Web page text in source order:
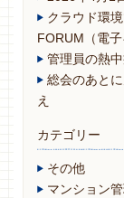
クラウド環
FORUM（電
管理員の熱
総会のあと
え
カテゴリー
その他
マンション